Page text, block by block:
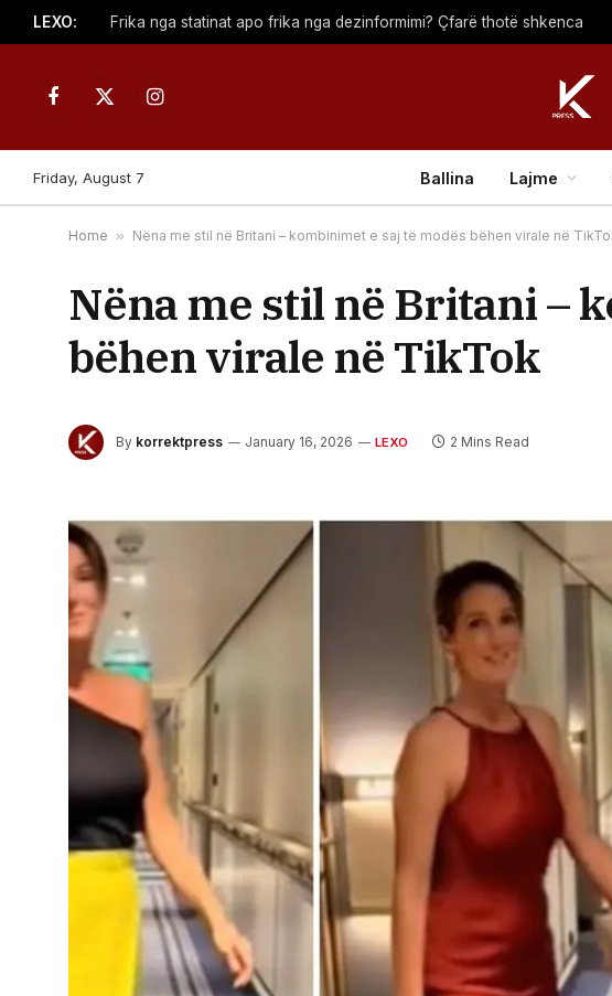
LEXO: Frika nga statinat apo frika nga dezinformimi? Çfarë thotë shkenca
Facebook
X
Instagram
Friday, August 7 Ballina Lajme
Home » Nëna me stil në Britani – kombinimet e saj të modës bëhen virale në
Nëna me stil në Britani –
bëhen virale në TikTok
By korrektpress January 16, 2026 LEXO 2 Mins Read